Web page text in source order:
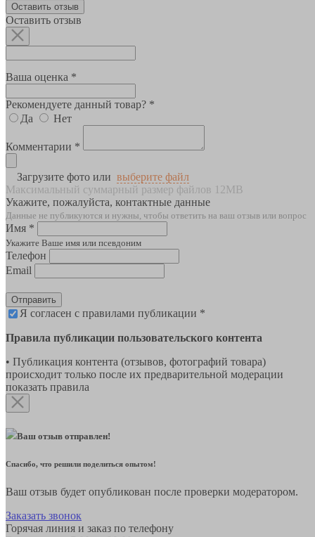
Оставить отзыв
Оставить отзыв
Ваша оценка *
Рекомендуете данный товар? *
Да
Нет
Комментарии *
Загрузите фото или выберите файл
Максимальный суммарный размер файлов 12MB
Укажите, пожалуйста, контактные данные
Данные не публикуются и нужны, чтобы ответить на ваш отзыв или вопрос
Имя *
Укажите Ваше имя или псевдоним
Телефон
Email
Отправить
Я согласен с правилами публикации *
Правила публикации пользовательского контента
• Публикация контента (отзывов, фотографий товара)
происходит только после их предварительной модерации
показать правила
Ваш отзыв отправлен!
Спасибо, что решили поделиться опытом!
Ваш отзыв будет опубликован после проверки модератором.
Заказать звонок
Горячая линия и заказ по телефону